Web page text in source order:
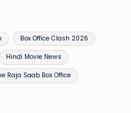
Box Office Clash 2026
Hindi Movie News
Raja Saab Box Office